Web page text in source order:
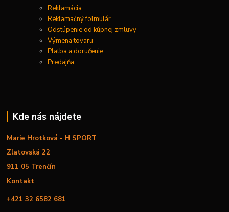
Reklamácia
Reklamačný folmulár
Odstúpenie od kúpnej zmluvy
Výmena tovaru
Platba a doručenie
Predajňa
Kde nás nájdete
Marie Hrotková - H SPORT
Zlatovská 22
911 05 Trenčín
Kontakt
+421 32 6582 681